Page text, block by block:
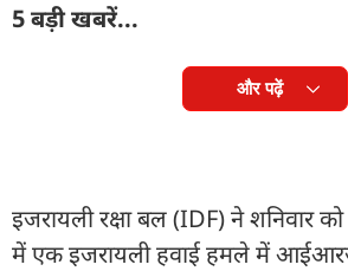
5 बड़ी खबरें...
और पढ़ें
इजरायली रक्षा बल (IDF) ने शनिवार को
में एक इजरायली हवाई हमले में